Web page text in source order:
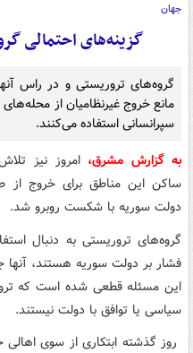
جهان
گزینه‌های احتمالی
گروه‌های تروریستی و در راس
مانع خروج غیرنظامیان از
سپرانسانی استفاده می‌کنند.
به گزارش مشرق،امروز نیز
ساکن این مناطق برای خروج از
دولت سوریه با شکست روبرو شد.
گروه‌های تروریستی به دنبال
فشار بر دولت سوریه هستند، آنها
این مسئله قطعی شده است که
سیاسی یا توافق با دولت نیستند.
روز گذشته ابتکاری از سوی